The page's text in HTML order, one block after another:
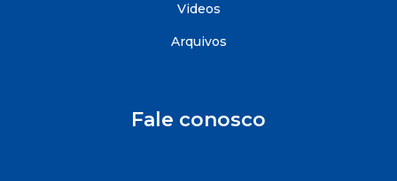
Videos
Arquivos
Fale conosco